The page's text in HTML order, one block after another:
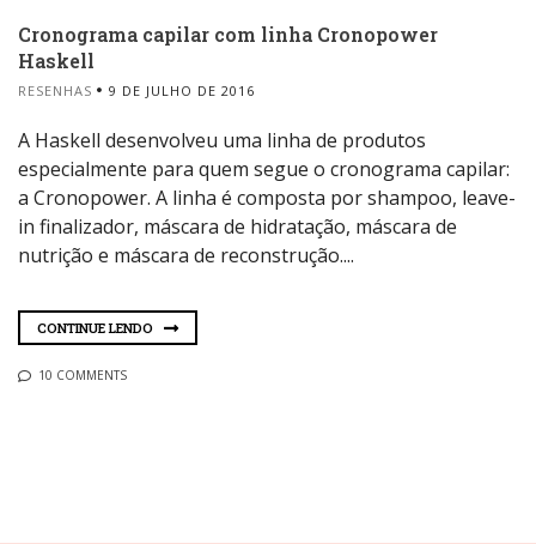
Cronograma capilar com linha Cronopower
Haskell
RESENHAS 9 DE JULHO DE 2016
A Haskell desenvolveu uma linha de produtos
especialmente para quem segue o cronograma capilar:
a Cronopower. A linha é composta por shampoo, leave-
in finalizador, máscara de hidratação, máscara de
nutrição e máscara de reconstrução....
CONTINUE LENDO
10 COMMENTS